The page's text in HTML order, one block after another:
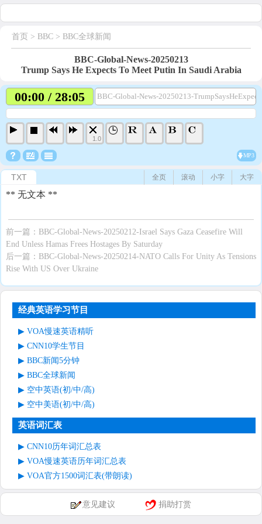
首页 > BBC > BBC全球新闻
BBC-Global-News-20250213
Trump Says He Expects To Meet Putin In Saudi Arabia
00:00 / 28:05 BBC-Global-News-20250213-
1.0
MP3
TXT 大字
小字
滚动
全页
** 无文本 **
前一篇： BBC-Global-News-20250212-Israel Says Gaza Ceasefire Will
End Unless Hamas Frees Hostages By Saturday
后一篇： BBC-Global-News-20250214-NATO Calls For Unity As Tensions
Rise With US Over Ukraine
经典英语学习节目
VOA慢速英语精听
CNN10学生节目
BBC新闻5分钟
BBC全球新闻
空中英语(初/中/高)
空中美语(初/中/高)
英语词汇表
CNN10历年词汇总表
VOA慢速英语历年词汇总表
VOA官方1500词汇表(带朗读)
意见建议 捐助打赏